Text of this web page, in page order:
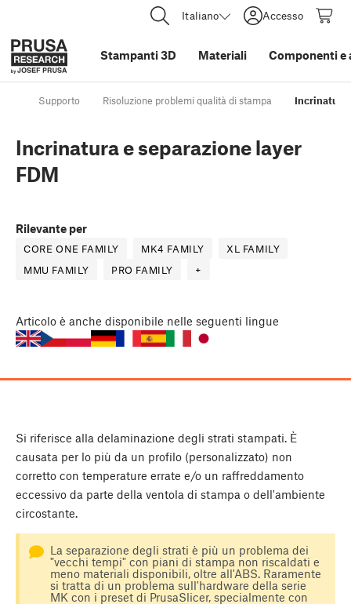
Italiano Accesso
Stampanti 3D Materiali Componenti e
Supporto Risoluzione problemi qualità di stampa Incrinatura
Incrinatura e separazione layer
FDM
Rilevante per
CORE ONE FAMILY MK4 FAMILY
XL FAMILY
MMU FAMILY
PRO FAMILY +
Articolo è anche disponibile nelle seguenti lingue
Si riferisce alla delaminazione degli strati stampati. È
causata per lo più da un profilo (personalizzato) non
corretto con temperature errate e/o un raffreddamento
eccessivo da parte della ventola di stampa o dell'ambiente
circostante.
La separazione degli strati è più un problema dei
"vecchi tempi" con piani di stampa non riscaldati e
meno materiali disponibili, oltre all'ABS. Raramente
si tratta di un problema sull'hardware della serie
MK con i preset di PrusaSlicer, specialmente con